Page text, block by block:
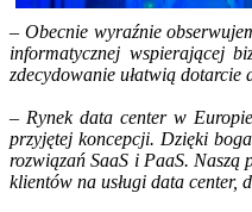
– Obecnie wyraźnie
informatycznej wspierającej
zdecydowanie ułatwią
– Rynek data center w
przyjętej koncepcji. Dzięki
rozwiązań SaaS i PaaS. Naszą
klientów na usługi data